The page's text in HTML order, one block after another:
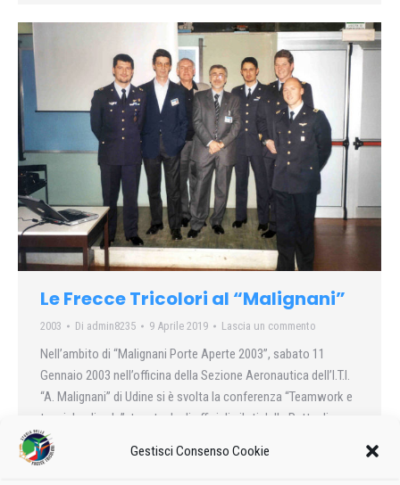
Gestisci Consenso Cookie
Le Frecce Tricolori al “Malignani”
2003 Di admin8235 9 Aprile 2019 Lascia un commento
Nell’ambito di “Malignani Porte Aperte 2003”, sabato 11
Gennaio 2003 nell’officina della Sezione Aeronautica dell’I.T.I.
“A. Malignani” di Udine si è svolta la conferenza “Teamwork e
tecniche di volo”, tenuta dagli ufficiali piloti della Pattuglia
Acrobatica Nazionale…